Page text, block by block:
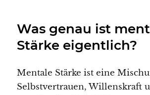
Was genau ist
Stärke eigentlich?
Mentale Stärke ist eine
Selbstvertrauen, Willenskraft